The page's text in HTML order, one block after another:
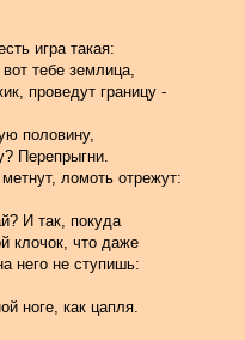
игра такая:
тебе землица,
проведут границу -
половину,
Перепрыгни.
ломоть отрежут:
И так, покуда
клочок, что даже
него не ступишь:
ноге, как цапля.